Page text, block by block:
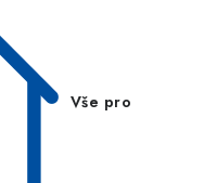
Vše pro